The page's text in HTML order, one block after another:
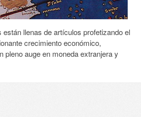
llenas de artículos profetizando el
crecimiento económico,
auge en moneda extranjera y